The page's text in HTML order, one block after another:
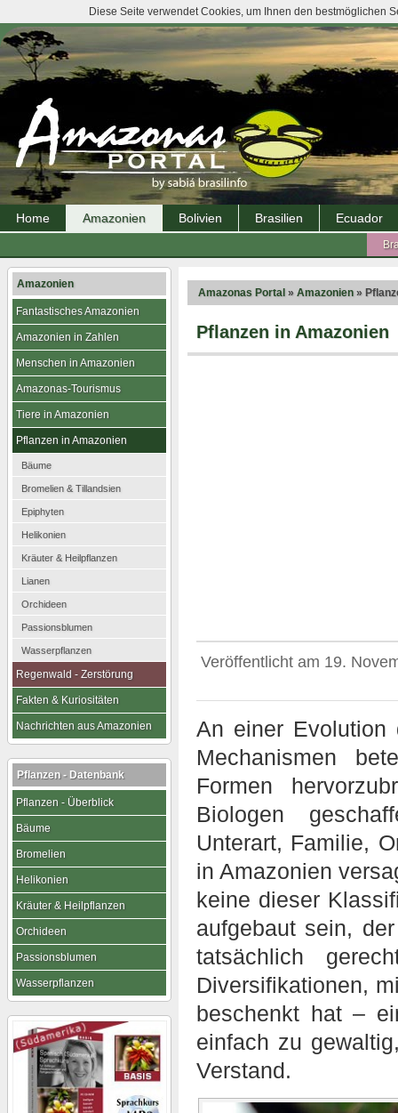
Home Amazonien Bolivien Brasilien Ecuador
Amazonas Portal » Amazonien »
Pflanzen in Amazonien
Veröffentlicht am 19.
An einer Evolution
Mechanismen
Formen
Biologen
Unterart, Familie,
in Amazonien
keine dieser
aufgebaut sein,
tatsächlich
Diversifikationen,
beschenkt hat –
einfach zu
Verstand.
Amazonien
Fantastisches Amazonien
Amazonien in Zahlen
Menschen in Amazonien
Amazonas-Tourismus
Tiere in Amazonien
Pflanzen in Amazonien
Bäume
Bromelien & Tillandsien
Epiphyten
Helikonien
Kräuter & Heilpflanzen
Lianen
Orchideen
Passionsblumen
Wasserpflanzen
Regenwald - Zerstörung
Fakten & Kuriositäten
Nachrichten aus Amazonien
Pflanzen - Datenbank
Pflanzen - Überblick
Bäume
Bromelien
Helikonien
Kräuter & Heilpflanzen
Orchideen
Passionsblumen
Wasserpflanzen
Diese Seite verwendet Cookies, um Ihnen den bestmöglichen